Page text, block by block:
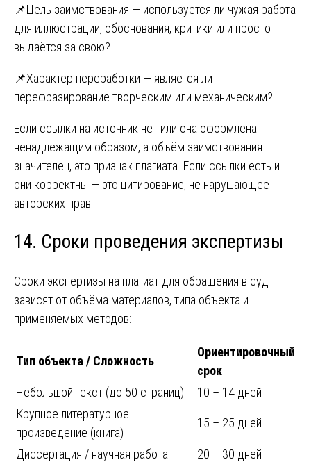
📌Цель заимствования — используется ли чужая работа
для иллюстрации, обоснования, критики или просто
выдаётся за свою?
📌Характер переработки — является ли
перефразирование творческим или механическим?
Если ссылки на источник нет или она оформлена
ненадлежащим образом, а объём заимствования
значителен, это признак плагиата. Если ссылки есть и
они корректны — это цитирование, не нарушающее
авторских прав.
14. Сроки проведения экспертизы
Сроки экспертизы на плагиат для обращения в суд
зависят от объёма материалов, типа объекта и
применяемых методов:
Тип объекта / Сложность
Ориентировочный
срок
Небольшой текст (до 50 страниц)
10 – 14 дней
Крупное литературное
произведение (книга)
15 – 25 дней
Диссертация / научная работа
20 – 30 дней